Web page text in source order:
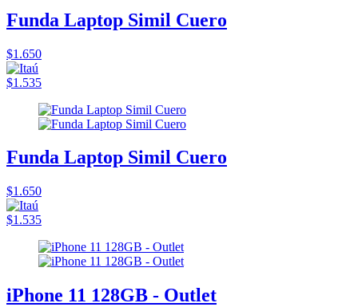
Funda Laptop Simil Cuero
$1.650
$1.535
Funda Laptop Simil Cuero
$1.650
$1.535
iPhone 11 128GB - Outlet